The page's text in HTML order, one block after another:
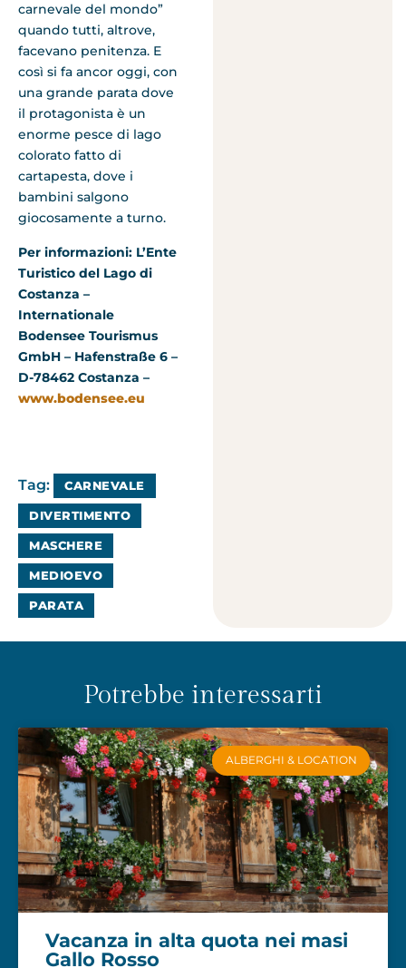
carnevale del mondo”
quando tutti, altrove,
facevano penitenza. E
così si fa ancor oggi, con
una grande parata dove
il protagonista è un
enorme pesce di lago
colorato fatto di
cartapesta, dove i
bambini salgono
giocosamente a turno.
Per informazioni: L’Ente
Turistico del Lago di
Costanza –
Internationale
Bodensee Tourismus
GmbH – Hafenstraße 6 –
D-78462 Costanza –
www.bodensee.eu
Tag: CARNEVALE
DIVERTIMENTO
MASCHERE
MEDIOEVO
PARATA
Potrebbe interessarti
ALBERGHI & LOCATION
Vacanza in alta quota nei masi
Gallo Rosso